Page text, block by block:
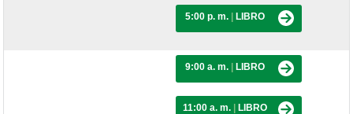
5:00 p. m. LIBRO
9:00 a. m. LIBRO
11:00 a. m. LIBRO